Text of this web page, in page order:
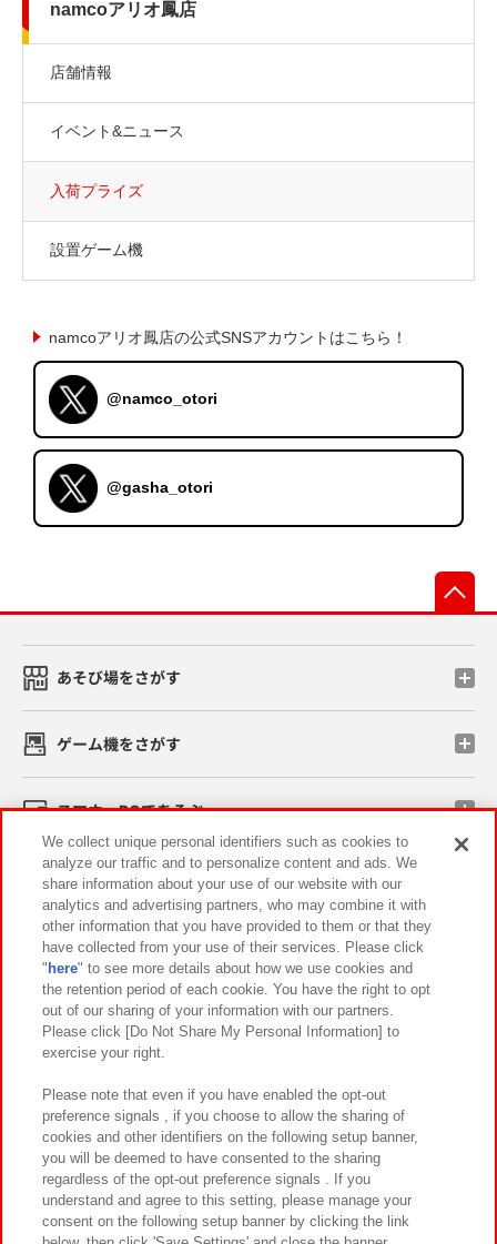
namcoアリオ鳳店
店舗情報
イベント&ニュース
入荷プライズ
設置ゲーム機
namcoアリオ鳳店の公式SNSアカウントはこちら！
@namco_otori
@gasha_otori
あそび場をさがす
ゲーム機をさがす
スマホ・PCであそぶ
イベント・キャンペーン
関連会社 サステナビリティ サイトポリシー
プライバシーポリシー ウェブアクセシビリティ方針と検証結果
お取引先さまとともに
カスタマーハラスメント対応方針 よくあるご質問・お問い合わせ
We collect unique personal identifiers such as cookies to
analyze our traffic and to personalize content and ads. We
share information about your use of our website with our
analytics and advertising partners, who may combine it with
other information that you have provided to them or that they
have collected from your use of their services. Please click
" here" to see more details about how we use cookies and
the retention period of each cookie. You have the right to opt
out of our sharing of your information with our partners.
Please click [Do Not Share My Personal Information] to
exercise your right.
Please note that even if you have enabled the opt-out
preference signals , if you choose to allow the sharing of
cookies and other identifiers on the following setup banner,
you will be deemed to have consented to the sharing
regardless of the opt-out preference signals . If you
understand and agree to this setting, please manage your
consent on the following setup banner by clicking the link